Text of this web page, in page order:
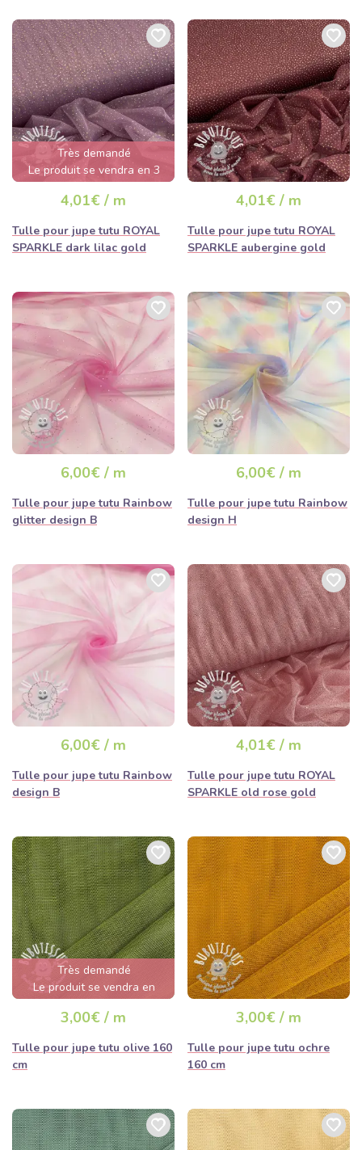
Très demandé
Le produit se vendra en 3
jours
4,01€ / m
Tulle pour jupe tutu ROYAL
SPARKLE dark lilac gold
4,01€ / m
Tulle pour jupe tutu ROYAL
SPARKLE aubergine gold
6,00€ / m
Tulle pour jupe tutu Rainbow
glitter design B
6,00€ / m
Tulle pour jupe tutu Rainbow
design H
6,00€ / m
Tulle pour jupe tutu Rainbow
design B
4,01€ / m
Tulle pour jupe tutu ROYAL
SPARKLE old rose gold
Très demandé
Le produit se vendra en
quelques heures
3,00€ / m
Tulle pour jupe tutu olive 160
cm
3,00€ / m
Tulle pour jupe tutu ochre
160 cm